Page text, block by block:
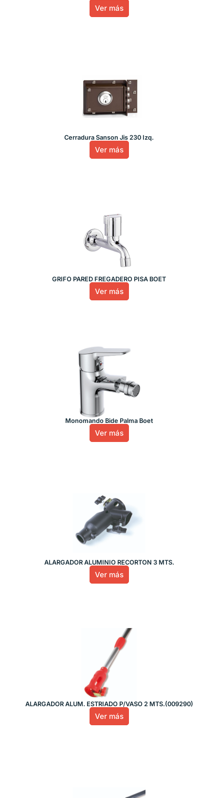
Ver más
Cerradura Sanson Jis 230 Izq.
Ver más
GRIFO PARED FREGADERO PISA BOET
Ver más
Monomando Bide Palma Boet
Ver más
ALARGADOR ALUMINIO RECORTON 3 MTS.
Ver más
ALARGADOR ALUM. ESTRIADO P/VASO 2 MTS.(009290)
Ver más